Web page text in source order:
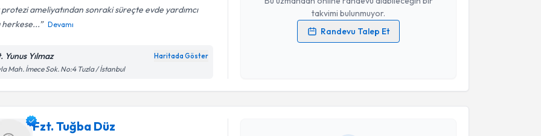
protezi ameliyatından sonraki süreçte evde yardımcı
herkese...
Devamı
Yunus Yılmaz Haritada Göster
Mah. İmece Sok. No:4 Tuzla / İstanbul
takvimi bulunmuyor.
Randevu Talep Et
Kişisel verilerimin işlenmesine ilişkinAydınlatma Metni
Takvim Talebini Gönder
Fzt. Tuğba Düz